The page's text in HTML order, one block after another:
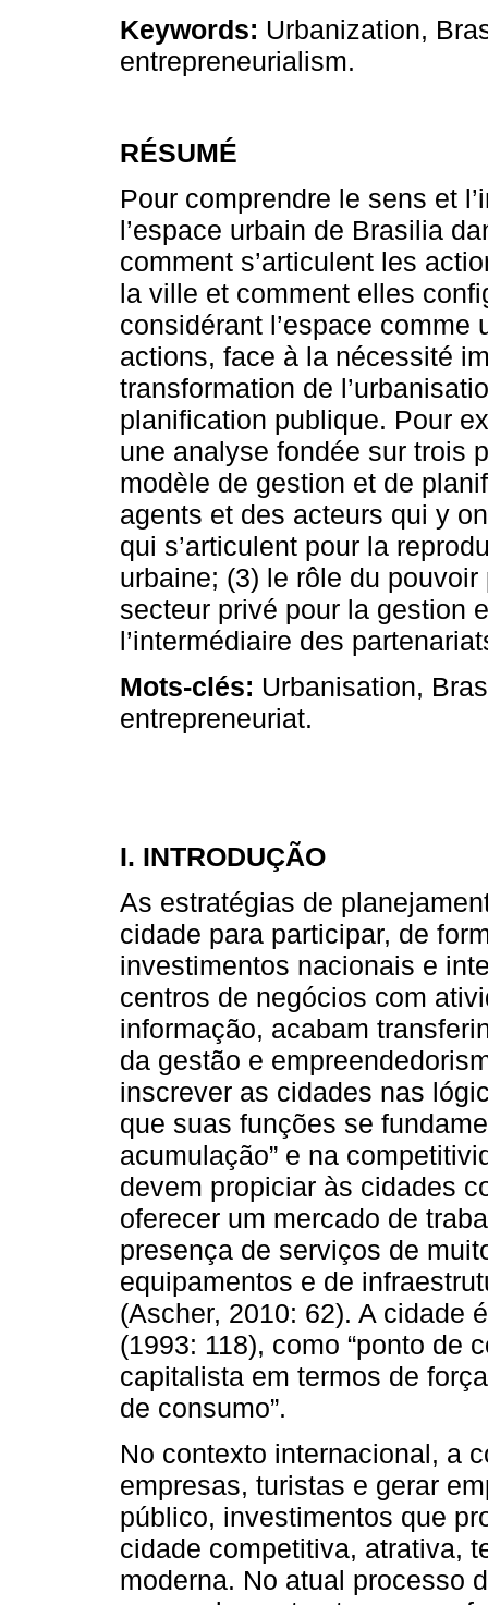
Keywords: Urbanization,
entrepreneurialism.
RÉSUMÉ
Pour comprendre le sens et
l’espace urbain de Brasilia
comment s’articulent les
la ville et comment elles
considérant l’espace
actions, face à la nécessité
transformation de
planification publique. Pour
une analyse fondée sur trois
modèle de gestion et de
agents et des acteurs qui y
qui s’articulent pour la
urbaine; (3) le rôle du
secteur privé pour la gestion
l’intermédiaire des
Mots-clés: Urbanisation,
entrepreneuriat.
I. INTRODUÇÃO
As estratégias de
cidade para participar, de
investimentos nacionais e
centros de negócios com
informação, acabam
da gestão e
inscrever as cidades nas
que suas funções se
acumulação” e na
devem propiciar às cidades
oferecer um mercado de
presença de serviços de
equipamentos e de
(Ascher, 2010: 62). A cidade
(1993: 118), como “ponto de
capitalista em termos de
de consumo”.
No contexto internacional, a
empresas, turistas e gerar
público, investimentos que
cidade competitiva, atrativa,
moderna. No atual processo